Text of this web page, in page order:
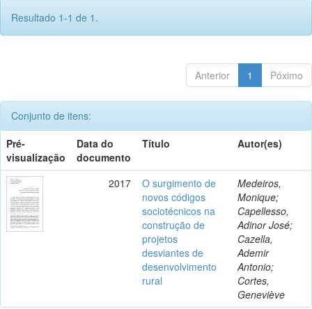
Resultado 1-1 de 1.
Anterior 1 Póximo
Conjunto de itens:
Pré-
visualização
Data do
documento
Título Autor(es)
2017
O surgimento de
novos códigos
sociotécnicos na
construção de
projetos
desviantes de
desenvolvimento
rural
Medeiros,
Monique;
Capellesso,
Adinor José;
Cazella,
Ademir
Antonio;
Cortes,
Geneviève